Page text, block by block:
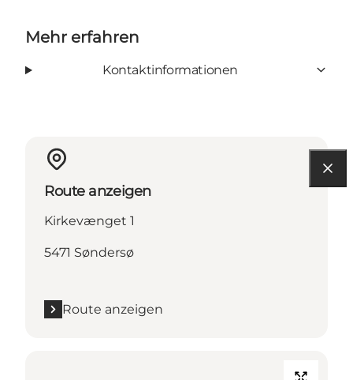
Mehr erfahren
Kontaktinformationen
Route anzeigen
Kirkevænget 1
5471 Søndersø
Route anzeigen